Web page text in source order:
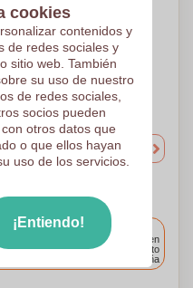
a elegir
Incluido
de las 9.30 a.m.
Entrega en
cualquier punto
de España
cookies
contenidos y
de redes sociales y
sitio web. También
su uso de nuestro
de redes sociales,
socios pueden
otros datos que
o que ellos hayan
uso de los servicios.
¡Entiendo!